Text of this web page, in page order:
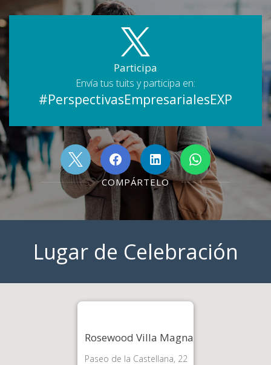
Participa
Envía tus tuits y participa en:
#PerspectivasEmpresarialesEXP
COMPÁRTELO
Lugar de Celebración
Rosewood Villa Magna
Paseo de la Castellana, 22